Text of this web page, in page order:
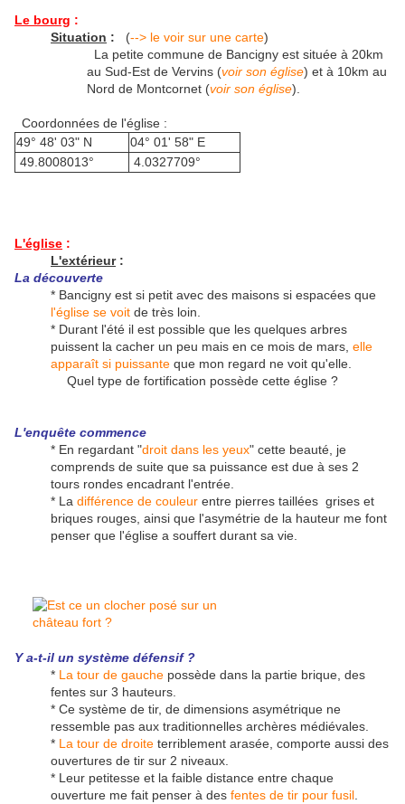
Le bourg :
Situation : (--> le voir sur une carte)
La petite commune de Bancigny est située à 20km
au Sud-Est de Vervins (voir son église) et à 10km au
Nord de Montcornet (voir son église).
Coordonnées de l'église :
49° 48' 03" N
04° 01' 58" E
49.8008013°
4.0327709°
L'église :
L'extérieur:
La découverte
* Bancigny est si petit avec des maisons si espacées que
l'église se voit de très loin.
* Durant l'été il est possible que les quelques arbres
puissent la cacher un peu mais en ce mois de mars, elle
apparaît si puissante que mon regard ne voit qu'elle.
Quel type de fortification possède cette église ?
L'enquête commence
* En regardant "droit dans les yeux" cette beauté, je
comprends de suite que sa puissance est due à ses 2
tours rondes encadrant l'entrée.
* La différence de couleur entre pierres taillées grises et
briques rouges, ainsi que l'asymétrie de la hauteur me font
penser que l'église a souffert durant sa vie.
Y a-t-il un système défensif ?
* La tour de gauche possède dans la partie brique, des
fentes sur 3 hauteurs.
* Ce système de tir, de dimensions asymétrique ne
ressemble pas aux traditionnelles archères médiévales.
* La tour de droite terriblement arasée, comporte aussi des
ouvertures de tir sur 2 niveaux.
* Leur petitesse et la faible distance entre chaque
ouverture me fait penser à des fentes de tir pour fusil